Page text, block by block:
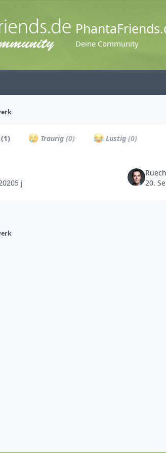
Deine Community
(1) Traurig(0) Lustig (0)
5 j
20.